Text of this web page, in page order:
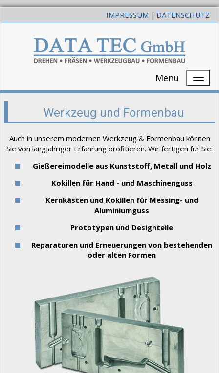
IMPRESSUM | DATENSCHUTZ
Menu
Werkzeug und Formenbau
Auch in unserem modernen Werkzeug & Formenbau können
Sie von langjähriger Erfahrung profitieren. Wir fertigen für Sie:
Gießereimodelle aus Kunststoff, Metall und Holz
Kokillen für Hand - und Maschinenguss
Kernkästen und Kokillen für Messing- und
Aluminiumguss
Prototypen und Designteile
Reparaturen und Erneuerungen von bestehenden
oder alten Formen